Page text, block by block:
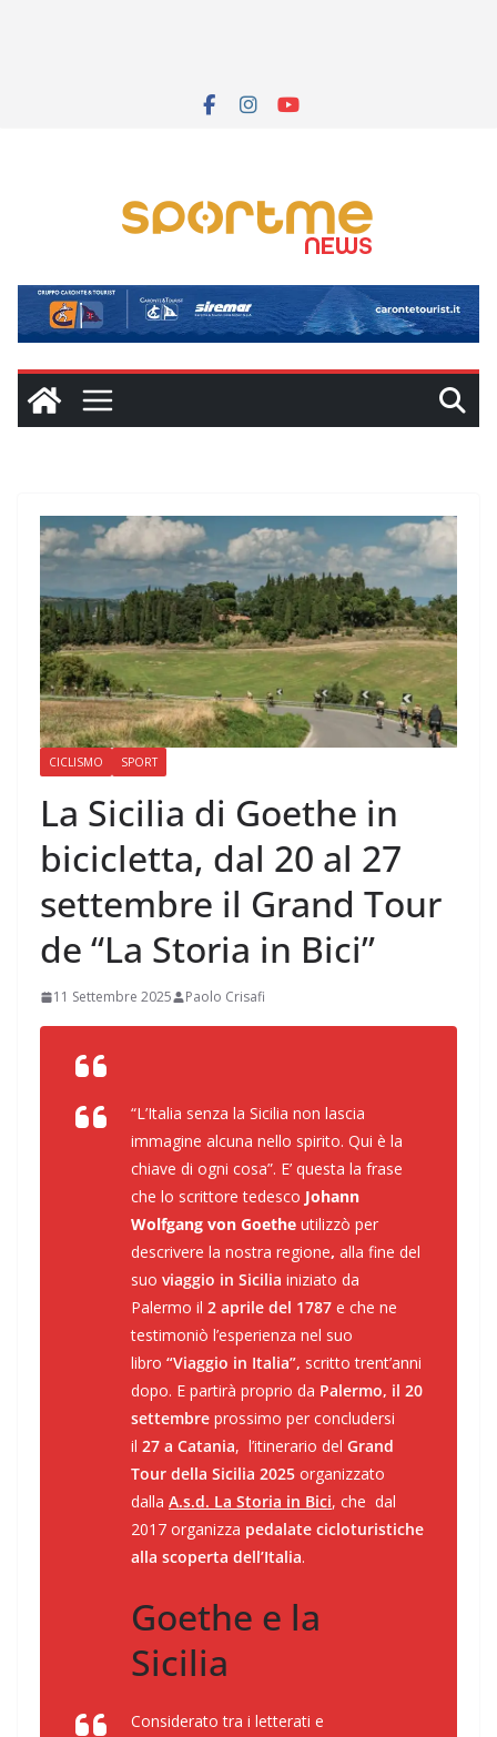
CICLISMO SPORT
La Sicilia di Goethe in
bicicletta, dal 20 al 27
settembre il Grand Tour
de “La Storia in Bici”
11 Settembre 2025 Paolo Crisafi
“L’Italia senza la Sicilia non lascia
immagine alcuna nello spirito. Qui è la
chiave di ogni cosa”. E’ questa la frase
che lo scrittore tedesco Johann
Wolfgang von Goethe utilizzò per
descrivere la nostra regione, alla fine del
suo viaggio in Sicilia iniziato da
Palermo il 2 aprile del 1787 e che ne
testimoniò l’esperienza nel suo
libro “Viaggio in Italia”, scritto trent’anni
dopo. E partirà proprio da Palermo, il 20
settembre prossimo per concludersi
il 27 a Catania, l’itinerario del Grand
Tour della Sicilia 2025 organizzato
dalla A.s.d. La Storia in Bici, che dal
2017 organizza pedalate cicloturistiche
alla scoperta dell’Italia.
Goethe e la
Sicilia
Considerato tra i letterati e